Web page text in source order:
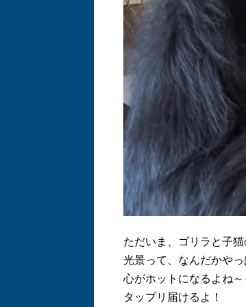
ただいま、ゴリラと子
光景って、なんだかや
心がホットになるよね
タップリ届けるよ！